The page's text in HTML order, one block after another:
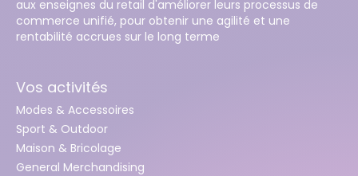
aux enseignes du retail d'améliorer leurs processus de
commerce unifié, pour obtenir une agilité et une
rentabilité accrues sur le long terme
Vos activités
Modes & Accessoires
Sport & Outdoor
Maison & Bricolage
General Merchandising